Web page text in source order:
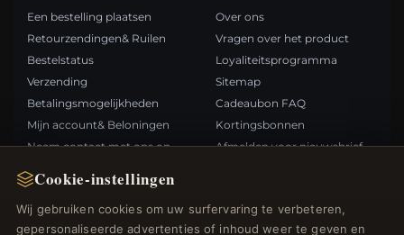
Cookie-instellingen
Wij gebruiken cookies om uw surfervaring te verbeteren,
gepersonaliseerde advertenties of inhoud weer te geven en
Een bestelling plaatsen
Retourzendingen& Ruilen
Bestelstatus
Verzending
Betalingsmogelijkheden
Mijn account& Beloningen
Neem contact met ons op
Over ons
Vragen over het product
Loyaliteitsprogramma
Sitemap
Cadeaubon FAQ
Kortingsbonnen
Afmelden voor nieuwsbrief